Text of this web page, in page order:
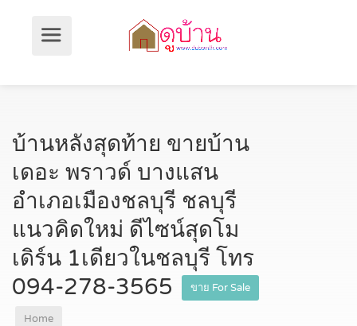
บ้านหลังสุดท้าย ขายบ้าน
เดอะ พราวด์ บางแสน
อำเภอเมืองชลบุรี ชลบุรี
แนวคิดใหม่ ดีไซน์สุดโม
เดิร์น 1เดียวในชลบุรี โทร
094-278-3565
ขาย For Sale
Home